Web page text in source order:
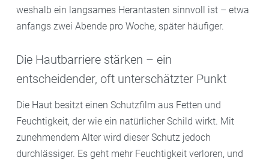
weshalb ein langsames Herantasten sinnvoll ist – etwa
anfangs zwei Abende pro Woche, später häufiger.
Die Hautbarriere stärken – ein
entscheidender, oft unterschätzter Punkt
Die Haut besitzt einen Schutzfilm aus Fetten und
Feuchtigkeit, der wie ein natürlicher Schild wirkt. Mit
zunehmendem Alter wird dieser Schutz jedoch
durchlässiger. Es geht mehr Feuchtigkeit verloren, und